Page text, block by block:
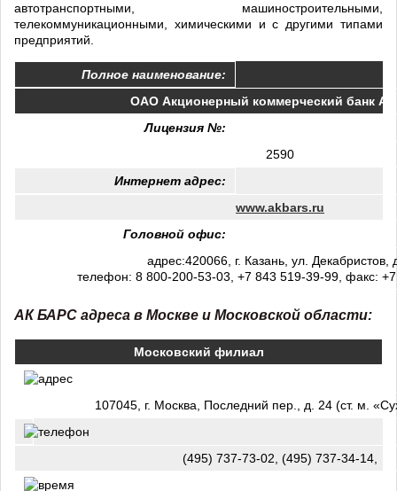
автотранспортными, машиностроительными,
телекоммуникационными, химическими и с другими типами
предприятий.
Полное наименование:
ОАО Акционерный коммерческий банк
Лицензия №:
2590
Интернет адрес:
www.akbars.ru
Головной офис:
адрес:420066, г. Казань, ул. Декабристов,
телефон: 8 800-200-53-03, +7 843 519-39-99, факс:
АК БАРС адреса в Москве и Московской области:
Московский филиал
107045, г. Москва, Последний пер., д. 24 (ст. м.
(495) 737-73-02, (495) 737-34-14,